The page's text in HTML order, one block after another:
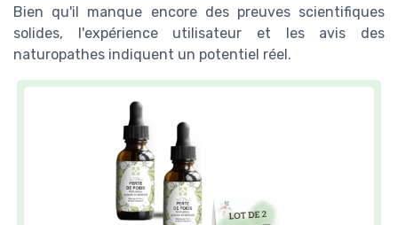
Bien qu'il manque encore des preuves scientifiques
solides, l'expérience utilisateur et les avis des
naturopathes indiquent un potentiel réel.